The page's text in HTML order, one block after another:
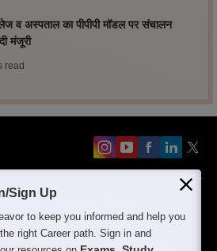
व अस्पताल का पीपीपी मॉडल पर संचालन
मंजूरी
read
Us Site Map
विशेष समाचार परीक्षा समाचार
Sign Up
to keep you informed and help you
right Career path. Sign in and